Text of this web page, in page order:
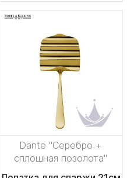
Dante "Серебро +
сплошная позолота"